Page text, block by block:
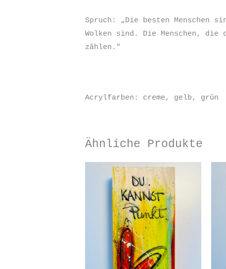
Spruch: „Die besten Menschen
Wolken sind. Die Menschen,
zählen.“
Acrylfarben: creme, gelb, grün
Ähnliche Produkte